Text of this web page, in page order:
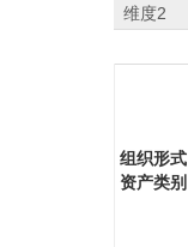
维度2
组织形式
资产类别